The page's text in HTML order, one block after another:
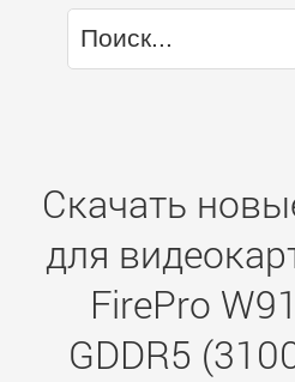
(31004-45-40A)
Скачать
для
FirePro
GDDR5